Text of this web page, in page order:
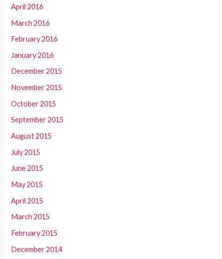
April 2016
March 2016
February 2016
January 2016
December 2015
November 2015
October 2015
September 2015
August 2015
July 2015
June 2015
May 2015
April 2015
March 2015
February 2015
December 2014